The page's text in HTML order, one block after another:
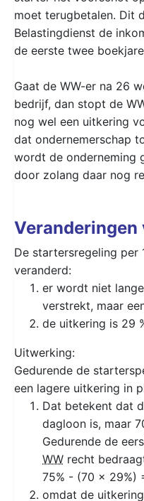
moet terugbetalen. Dit
Belastingdienst de
de eerste twee
Gaat de WW-er na 26
bedrijf, dan stopt de
nog wel een uitkering
dat ondernemerschap
wordt de onderneming
door zolang daar nog
Veranderingen
De startersregeling per
veranderd:
er wordt niet
verstrekt, maar
de uitkering is 29
Uitwerking:
Gedurende de
een lagere uitkering in
Dat betekent dat
dagloon is, maar
Gedurende de
WW recht
75% - (70 x 29%)
omdat de